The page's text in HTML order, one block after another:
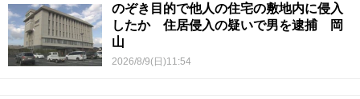
のぞき目的で他人の住宅の敷地内に侵入
したか 住居侵入の疑いで男を逮捕 岡
山
2026/8/9(日)11:54